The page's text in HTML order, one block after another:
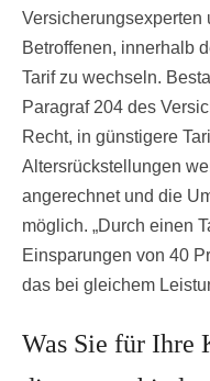
Versicherungsexperten
Betroffenen, innerhalb
Tarif zu wechseln.
Paragraf 204 des
Recht, in günstigere
Altersrückstellungen
angerechnet und die
möglich. „Durch einen
Einsparungen von 40
das bei gleichem
Was Sie für Ihre